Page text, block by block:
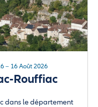
– 16 Août 2026
Rouffiac
dans le département